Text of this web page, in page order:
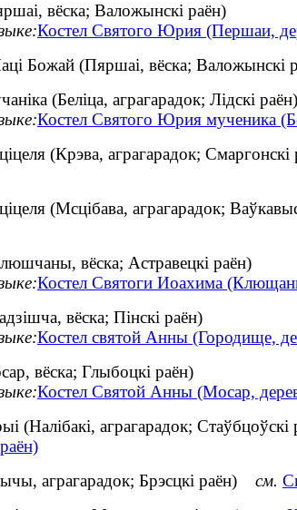
вёска; Валожынскі раён)
Костел Святого Юрия (Першаи,
Божай (Пяршаі, вёска; Валожынскі
(Беліца, аграгарадок; Лідскі раён)
Костел Святого Юрия мученика
(Крэва, аграгарадок;
(Мсцібава, аграгарадок;
вёска; Астравецкі раён)
Костел Святоги Иоахима
вёска; Пінскі раён)
Костел святой Анны (Городище,
вёска; Глыбоцкі раён)
Костел Святой Анны (Мосар,
(Налібакі, аграгарадок;
аграгарадок; Брэсцкі раён) см.